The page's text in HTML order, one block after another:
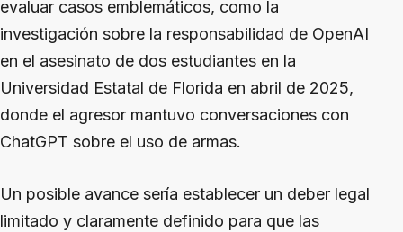
evaluar casos emblemáticos, como la
investigación sobre la responsabilidad de OpenAI
en el asesinato de dos estudiantes en la
Universidad Estatal de Florida en abril de 2025,
donde el agresor mantuvo conversaciones con
ChatGPT sobre el uso de armas.
Un posible avance sería establecer un deber legal
limitado y claramente definido para que las